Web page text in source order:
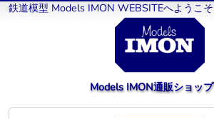
鉄道模型 Models IMON WEBSITEへようこそ
Models IMON通販ショップ